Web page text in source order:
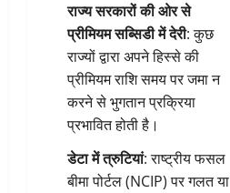
राज्य सरकारों की ओर से
प्रीमियम सब्सिडी में देरी: कुछ
राज्यों द्वारा अपने हिस्से की
प्रीमियम राशि समय पर जमा न
करने से भुगतान प्रक्रिया
प्रभावित होती है।
डेटा में त्रुटियां: राष्ट्रीय फसल
बीमा पोर्टल (NCIP) पर गलत या